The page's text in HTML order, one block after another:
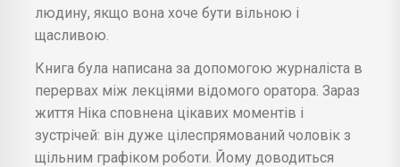
людину, якщо вона хоче бути вільною і
щасливою.
Книга була написана за допомогою журналіста в
перервах між лекціями відомого оратора. Зараз
життя Ніка сповнена цікавих моментів і
зустрічей: він дуже цілеспрямований чоловік з
щільним графіком роботи. Йому доводиться